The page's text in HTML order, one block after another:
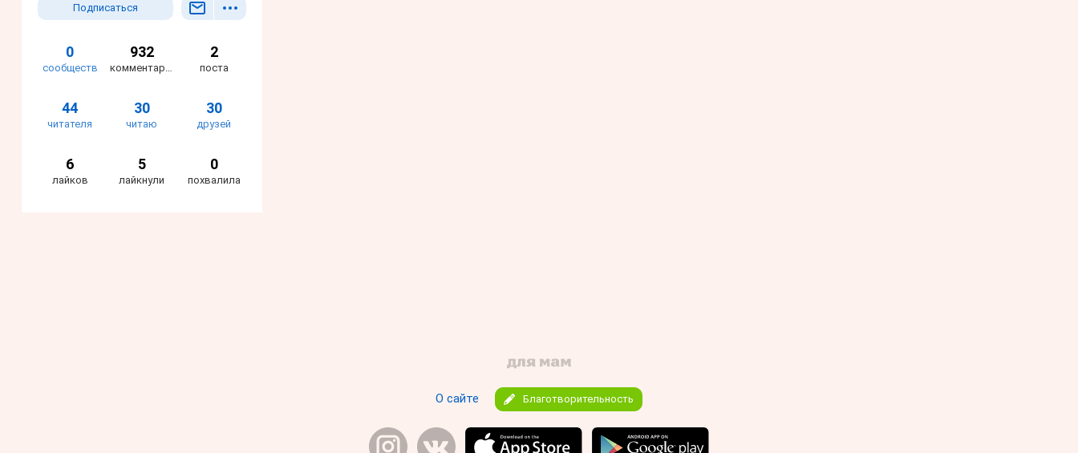
Подписаться
0
сообществ
932
комментария
2
поста
44
читателя
30
читаю
30
друзей
6
лайков
5
лайкнули
0
похвалила
О сайте Благотворительность